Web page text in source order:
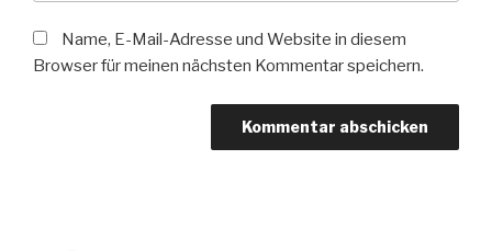
Name, E-Mail-Adresse und Website in diesem
Browser für meinen nächsten Kommentar speichern.